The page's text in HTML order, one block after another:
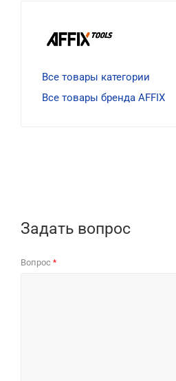
Все товары категории
Все товары бренда AFFIX
Задать вопрос
Вопрос *